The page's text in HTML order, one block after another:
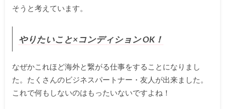
そうと考えています。
やりたいこと×コンディション OK！
なぜかこれほど海外と繋がる仕事をすることになりまし
た。たくさんのビジネスパートナー・友人が出来ました。
これで何もしないのはもったいないですよね！